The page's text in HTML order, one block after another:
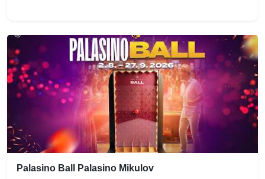
Palasino Ball Palasino Mikulov